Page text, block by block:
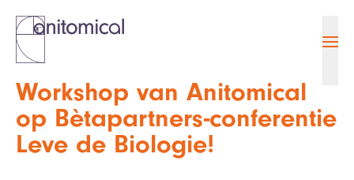
Workshop van Anitomical
op Bètapartners-conferentie
Leve de Biologie!